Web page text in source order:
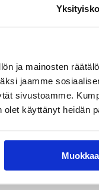
ja mainosten
jaamme
sivustoamme.
käyttänyt heidän
Muokkaa